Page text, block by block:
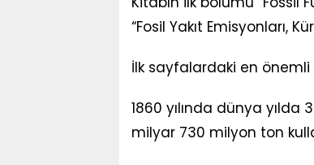
“Fosil Yakıt Emisyonları,
İlk sayfalardaki en önemli
1860 yılında dünya
milyar 730 milyon ton